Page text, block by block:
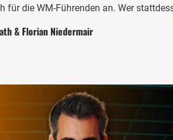
für die WM-Führenden an. Wer
& Florian Niedermair